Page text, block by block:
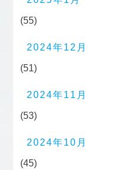
(55)
2024年12月
(51)
2024年11月
(53)
2024年10月
(45)